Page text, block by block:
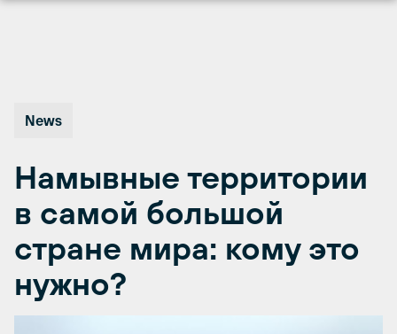
News
Намывные территории
в самой большой
стране мира: кому это
нужно?